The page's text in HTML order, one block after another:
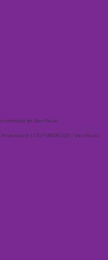
de São Paulo
| CEP 05508-020 | São Paulo,